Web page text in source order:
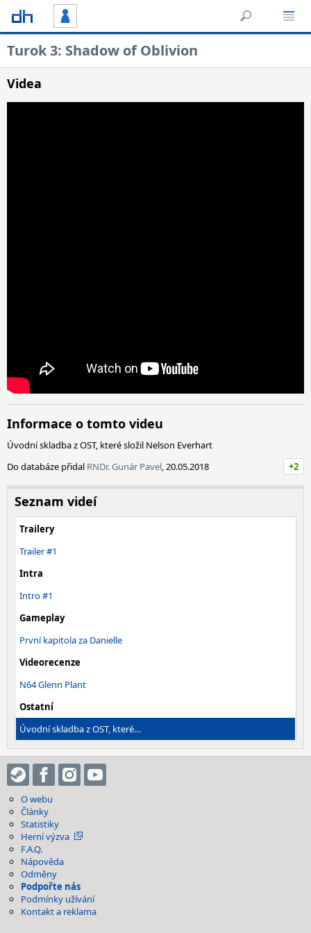
Turok 3: Shadow of Oblivion
Videa
Informace o tomto videu
Úvodní skladba z OST, které složil Nelson Everhart
Do databáze přidal RNDr. Gunár Pavel, 20.05.2018 +2
Seznam videí
Trailery
Trailer #1
Intra
Intro #1
Gameplay
První kapitola za Danielle
Videorecenze
N64 Glenn Plant
Ostatní
Úvodní skladba z OST, které…
O webu
Články
Statistiky
Herní výzva
F.A.Q.
Nápověda
Odměny
Podpořte nás
Podmínky užívání
Kontakt a reklama